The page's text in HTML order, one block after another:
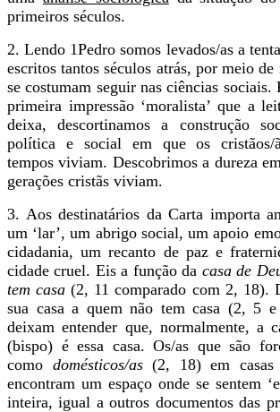
primeiros séculos.
2. Lendo 1Pedro somos levados/as a
escritos tantos séculos atrás, por meio
se costumam seguir nas ciências sociais.
primeira impressão ‘moralista’ que a
deixa, descortinamos a construção
política e social em que os cristãos/
tempos viviam. Descobrimos a dureza
gerações cristãs viviam.
3. Aos destinatários da Carta importa
um ‘lar’, um abrigo social, um apoio
cidadania, um recanto de paz e
cidade cruel. Eis a função da casa de
tem casa(2, 11 comparado com 2, 18).
sua casa a quem não tem casa (2, 5
deixam entender que, normalmente, a
(bispo) é essa casa. Os/as que são
como domésticos/as(2, 18) em casas
encontram um espaço onde se sentem
inteira, igual a outros documentos das